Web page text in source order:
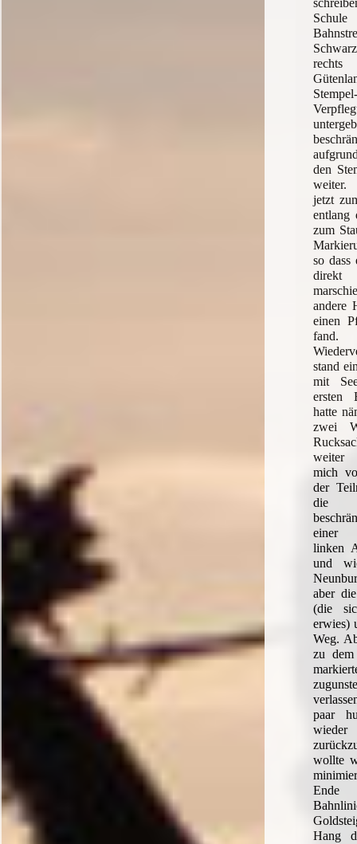
den
weiter.
jetzt
entlang
zum
so
direkt
andere
einen
stand
mit
ersten
hatte
zwei
weiter
mich
der
die
einer
linken
und
aber
(die
erwies)
Weg.
zu
paar
wollte
Ende
Hang